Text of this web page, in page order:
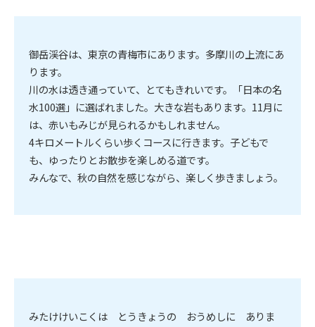
御岳渓谷は、東京の青梅市にあります。多摩川の上流にあ
ります。
川の水は透き通っていて、とてもきれいです。「日本の名
水100選」に選ばれました。大きな岩もあります。11月に
は、赤いもみじが見られるかもしれません。
4キロメートルくらい歩くコースに行きます。子どもで
も、ゆったりとお散歩を楽しめる道です。
みんなで、秋の自然を感じながら、楽しく歩きましょう。
みたけけいこくは とうきょうの おうめしに ありま